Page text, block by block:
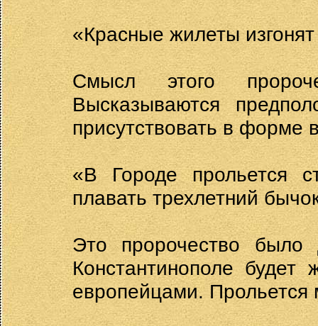
«Красные жилеты
Смысл этого
Высказываются
присутствовать в форме
«В Городе прольется
плавать трехлетний
Это пророчество
Константинополе
европейцами. Прольется